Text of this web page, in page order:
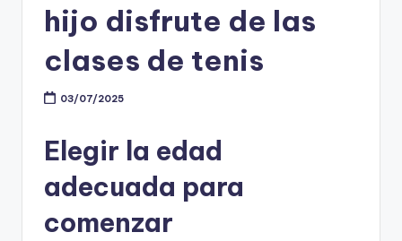
hijo disfrute de las
clases de tenis
03/07/2025
Elegir la edad
adecuada para
comenzar